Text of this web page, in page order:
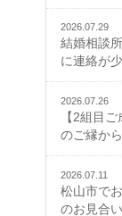
2026.07.29
結婚相談
に連絡が
2026.07.26
【2組目
のご縁か
2026.07.11
松山市で
のお見合